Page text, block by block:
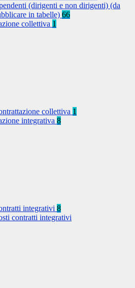
(dirigenti e non dirigenti) (da
in tabelle) 66
collettiva 1
collettiva 1
integrativa 8
integrativi 8
contratti integrativi